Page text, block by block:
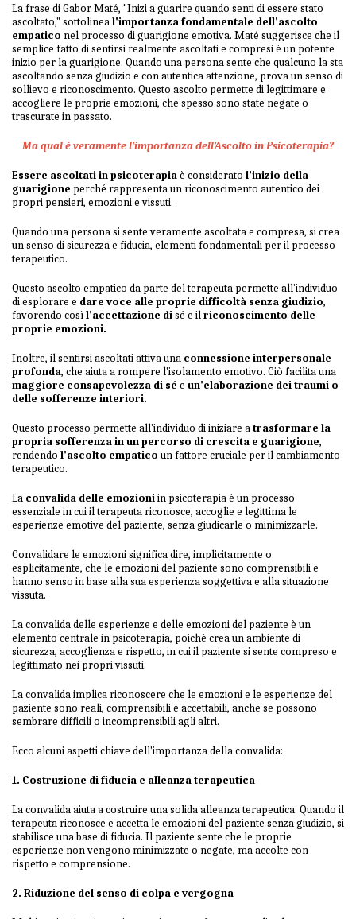
La frase di Gabor Maté, "Inizi a guarire quando senti di essere stato
ascoltato," sottolineal'importanza fondamentale dell'ascolto
empatico nel processo di guarigione emotiva. Maté suggerisce che il
semplice fatto di sentirsi realmente ascoltati e compresi è un potente
inizio per la guarigione. Quando una persona sente che qualcuno la sta
ascoltando senza giudizio e con autentica attenzione, prova un senso di
sollievo e riconoscimento. Questo ascolto permette di legittimare e
accogliere le proprie emozioni, che spesso sono state negate o
trascurate in passato.
Ma qual è veramente l'importanza dell'Ascolto in Psicoterapia?
Essere ascoltati in psicoterapiaè considerato l'inizio della
guarigione perché rappresenta un riconoscimento autentico dei
propri pensieri, emozioni e vissuti.
Quando una persona si sente veramente ascoltata e compresa, si crea
un senso di sicurezza e fiducia, elementi fondamentali per il processo
terapeutico.
Questo ascolto empatico da parte del terapeuta permette all'individuo
di esplorare e dare voce alle proprie difficoltà senza giudizio,
favorendo cosìl'accettazione disé e ilriconoscimento delle
proprie emozioni.
Inoltre, il sentirsi ascoltati attiva una connessione interpersonale
profonda, che aiuta a rompere l'isolamento emotivo. Ciò facilita una
maggiore consapevolezza di sé e un'elaborazione dei traumi o
delle sofferenze interiori.
Questo processo permette all'individuo di iniziare atrasformare la
propria sofferenza in un percorso di crescita e guarigione,
rendendo l'ascolto empatico un fattore cruciale per il cambiamento
terapeutico.
La convalida delle emozioniin psicoterapia è un processo
essenziale in cui il terapeuta riconosce, accoglie e legittima le
esperienze emotive del paziente, senza giudicarle o minimizzarle.
Convalidare le emozioni significa dire, implicitamente o
esplicitamente, che le emozioni del paziente sono comprensibili e
hanno senso in base alla sua esperienza soggettiva e alla situazione
vissuta.
La convalida delle esperienze e delle emozioni del paziente è un
elemento centrale in psicoterapia, poiché crea un ambiente di
sicurezza, accoglienza e rispetto, in cui il paziente si sente compreso e
legittimato nei propri vissuti.
La convalida implica riconoscere che le emozioni e le esperienze del
paziente sono reali, comprensibili e accettabili, anche se possono
sembrare difficili o incomprensibili agli altri.
Ecco alcuni aspetti chiave dell'importanza della convalida:
1. Costruzione di fiducia e alleanza terapeutica
La convalida aiuta a costruire una solida alleanza terapeutica. Quando il
terapeuta riconosce e accetta le emozioni del paziente senza giudizio, si
stabilisce una base di fiducia. Il paziente sente che le proprie
esperienze non vengono minimizzate o negate, ma accolte con
rispetto e comprensione.
2. Riduzione del senso di colpa e vergogna